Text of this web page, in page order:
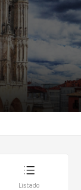
Listado